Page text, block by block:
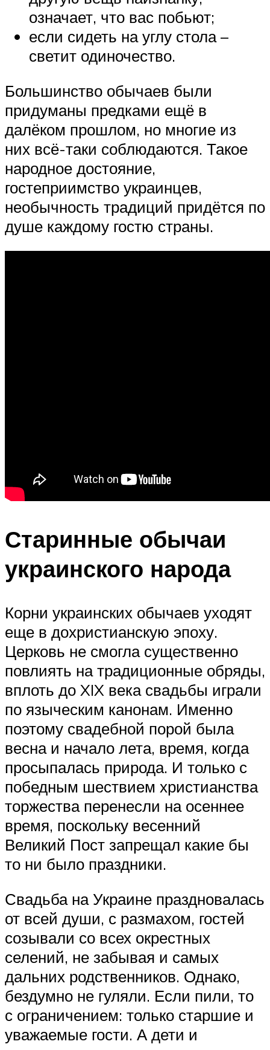
означает, что вас побьют;
если сидеть на углу стола –
светит одиночество.
Большинство обычаев были
придуманы предками ещё в
далёком прошлом, но многие из
них всё-таки соблюдаются. Такое
народное достояние,
гостеприимство украинцев,
необычность традиций придётся по
душе каждому гостю страны.
Старинные обычаи
украинского народа
Корни украинских обычаев уходят
еще в дохристианскую эпоху.
Церковь не смогла существенно
повлиять на традиционные обряды,
вплоть до XIX века свадьбы играли
по языческим канонам. Именно
поэтому свадебной порой была
весна и начало лета, время, когда
просыпалась природа. И только с
победным шествием христианства
торжества перенесли на осеннее
время, поскольку весенний
Великий Пост запрещал какие бы
то ни было праздники.
Свадьба на Украине праздновалась
от всей души, с размахом, гостей
созывали со всех окрестных
селений, не забывая и самых
дальних родственников. Однако,
бездумно не гуляли. Если пили, то
с ограничением: только старшие и
уважаемые гости. А дети и